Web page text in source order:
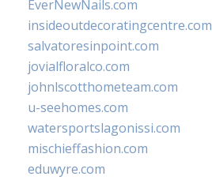
EverNewNails.com
insideoutdecoratingcentre.com
salvatoresinpoint.com
jovialfloralco.com
johnlscotthometeam.com
u-seehomes.com
watersportslagonissi.com
mischieffashion.com
eduwyre.com